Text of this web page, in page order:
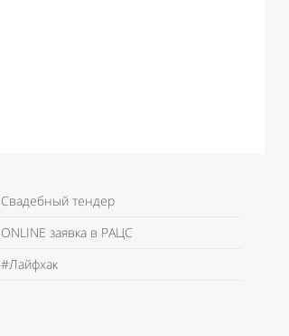
Свадебный тендер
ONLINE заявка в РАЦС
#Лайфхак